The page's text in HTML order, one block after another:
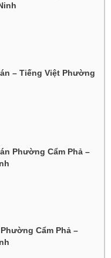
– Tiếng Việt Phường
Phường Cẩm Phả –
Cẩm Phả –